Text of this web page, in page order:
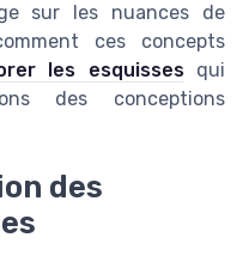
sur les nuances de
ces concepts
les esquissesqui
des conceptions
des